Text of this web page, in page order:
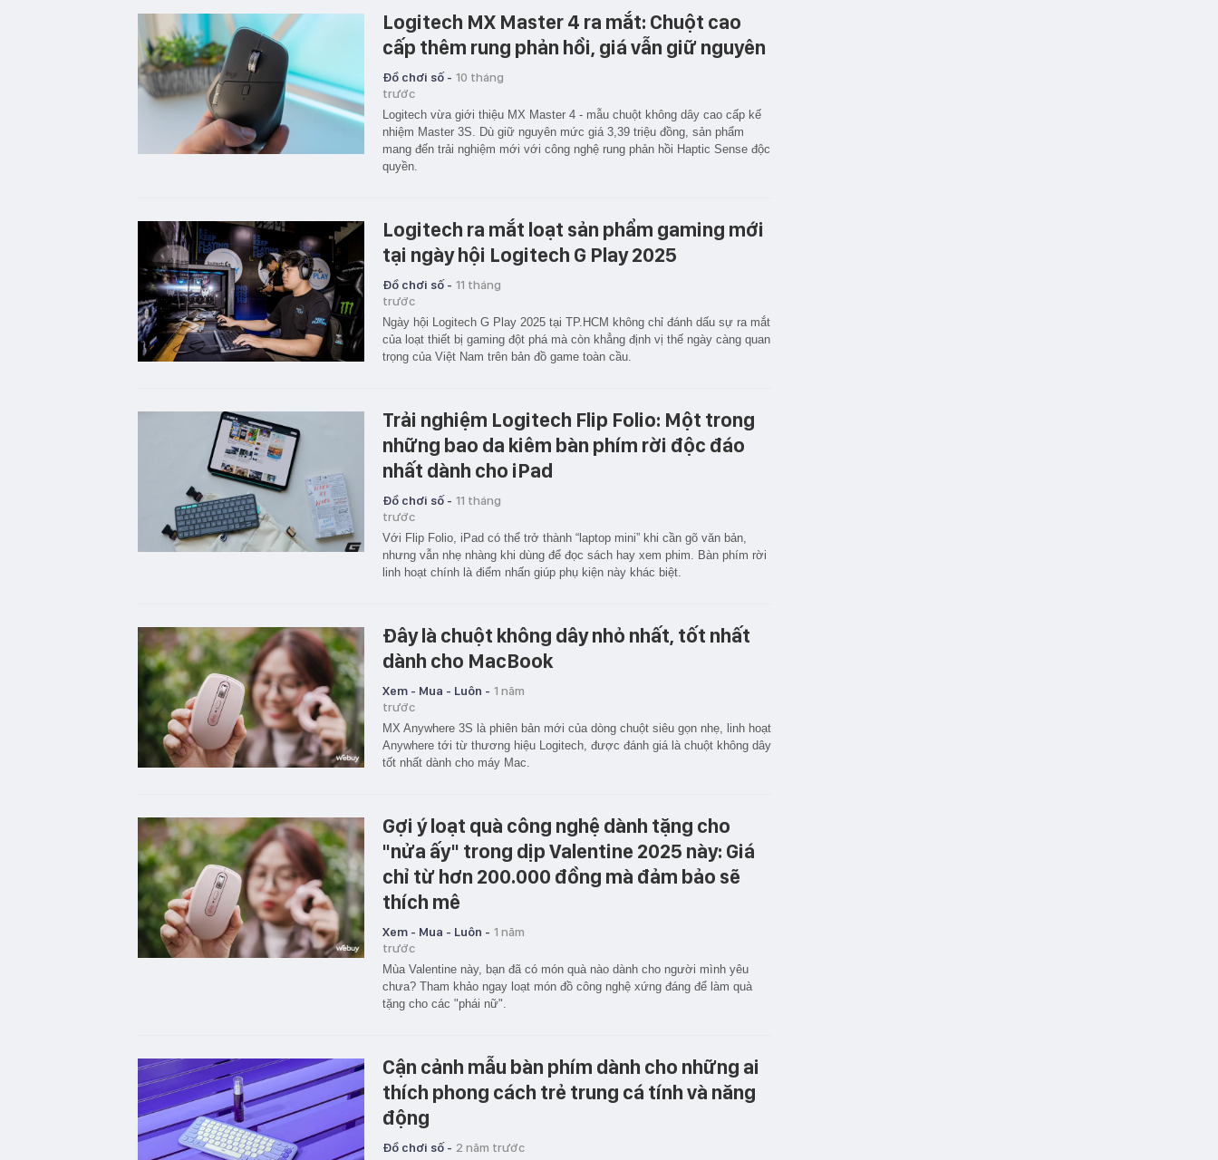
Logitech MX Master 4 ra mắt: Chuột cao
cấp thêm rung phản hồi, giá vẫn giữ nguyên
Đồ chơi số - 10 tháng
trước
Logitech vừa giới thiệu MX Master 4 - mẫu chuột không dây cao cấp kế
nhiệm Master 3S. Dù giữ nguyên mức giá 3,39 triệu đồng, sản phẩm
mang đến trải nghiệm mới với công nghệ rung phản hồi Haptic Sense độc
quyền.
Logitech ra mắt loạt sản phẩm gaming mới
tại ngày hội Logitech G Play 2025
Đồ chơi số - 11 tháng
trước
Ngày hội Logitech G Play 2025 tại TP.HCM không chỉ đánh dấu sự ra mắt
của loạt thiết bị gaming đột phá mà còn khẳng định vị thế ngày càng quan
trọng của Việt Nam trên bản đồ game toàn cầu.
Trải nghiệm Logitech Flip Folio: Một trong
những bao da kiêm bàn phím rời độc đáo
nhất dành cho iPad
Đồ chơi số - 11 tháng
trước
Với Flip Folio, iPad có thể trở thành “laptop mini” khi cần gõ văn bản,
nhưng vẫn nhẹ nhàng khi dùng để đọc sách hay xem phim. Bàn phím rời
linh hoạt chính là điểm nhấn giúp phụ kiện này khác biệt.
Đây là chuột không dây nhỏ nhất, tốt nhất
dành cho MacBook
Xem - Mua - Luôn - 1 năm
trước
MX Anywhere 3S là phiên bản mới của dòng chuột siêu gọn nhẹ, linh hoạt
Anywhere tới từ thương hiệu Logitech, được đánh giá là chuột không dây
tốt nhất dành cho máy Mac.
Gợi ý loạt quà công nghệ dành tặng cho
"nửa ấy" trong dịp Valentine 2025 này: Giá
chỉ từ hơn 200.000 đồng mà đảm bảo sẽ
thích mê
Xem - Mua - Luôn - 1 năm
trước
Mùa Valentine này, bạn đã có món quà nào dành cho người mình yêu
chưa? Tham khảo ngay loạt món đồ công nghệ xứng đáng để làm quà
tặng cho các "phái nữ".
Cận cảnh mẫu bàn phím dành cho những ai
thích phong cách trẻ trung cá tính và năng
động
Đồ chơi số - 2 năm trước